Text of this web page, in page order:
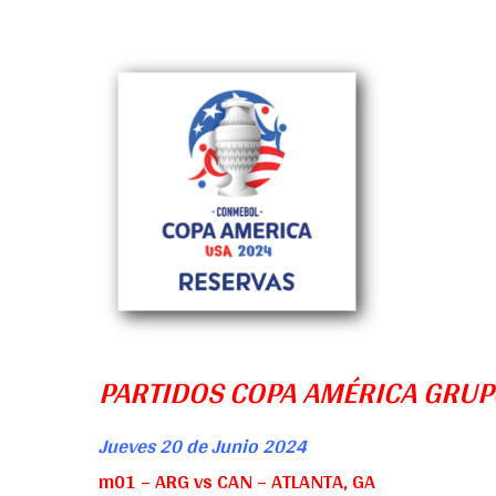
PARTIDOS COPA AMÉRICA
Jueves 20 de Junio 2024
m01 – ARG vs CAN – ATLANTA, GA